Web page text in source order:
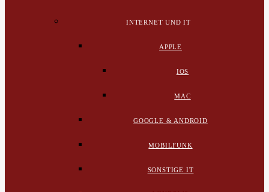
INTERNET UND IT
APPLE
IOS
MAC
GOOGLE & ANDROID
MOBILFUNK
SONSTIGE IT